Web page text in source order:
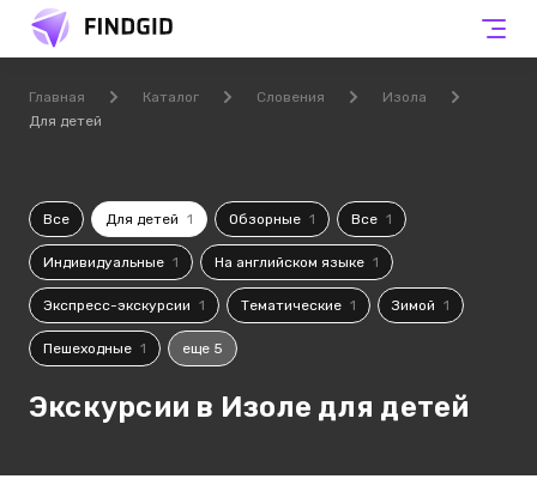
Главная Каталог Словения
Изола
Для детей
Все Для детей 1 Обзорные 1 Все 1
Индивидуальные 1 На английском языке 1
Экспресс-экскурсии 1 Тематические 1 Зимой 1
Пешеходные 1 еще 5
Экскурсии в Изоле для детей